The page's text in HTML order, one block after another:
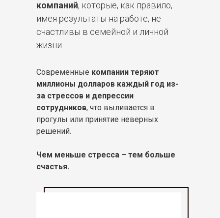
компаний, которые, как правило,
имея результаты на работе, не
счастливы в семейной и личной
жизни.
Современные компании теряют
миллионы долларов каждый год из-
за стрессов и депрессии
сотрудников, что выливается в
прогулы или принятие неверных
решений.
Чем меньше стресса – тем больше
счастья.